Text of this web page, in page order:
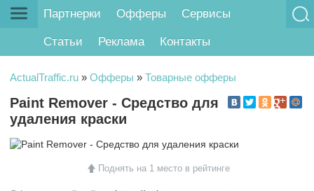
Партнерки Офферы Сервисы
Статьи Реклама Контакты
ActualTraffic.ru » Офферы » Товарные офферы
Paint Remover - Средство для
удаления краски
Поднять на 1 место в рейтинге